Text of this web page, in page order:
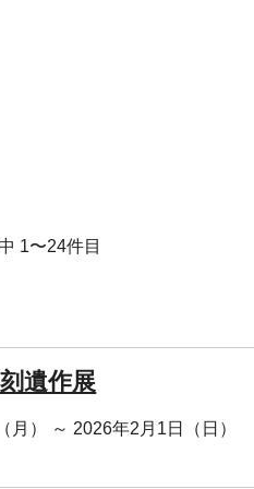
1〜24件目
遺作展
月） ～ 2026年2月1日（日）